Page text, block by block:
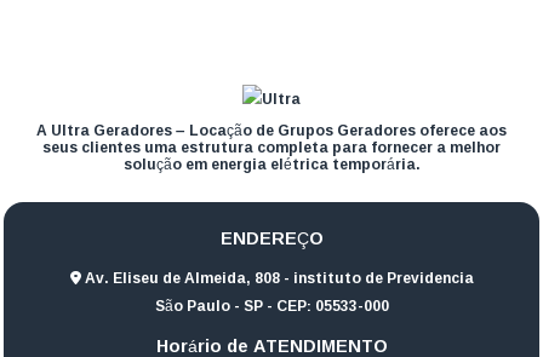
A Ultra Geradores – Locação de Grupos Geradores oferece aos
seus clientes uma estrutura completa para fornecer a melhor
solução em energia elétrica temporária.
ENDEREÇO
Av. Eliseu de Almeida, 808 - instituto de Previdencia
São Paulo - SP - CEP: 05533-000
Horário de ATENDIMENTO